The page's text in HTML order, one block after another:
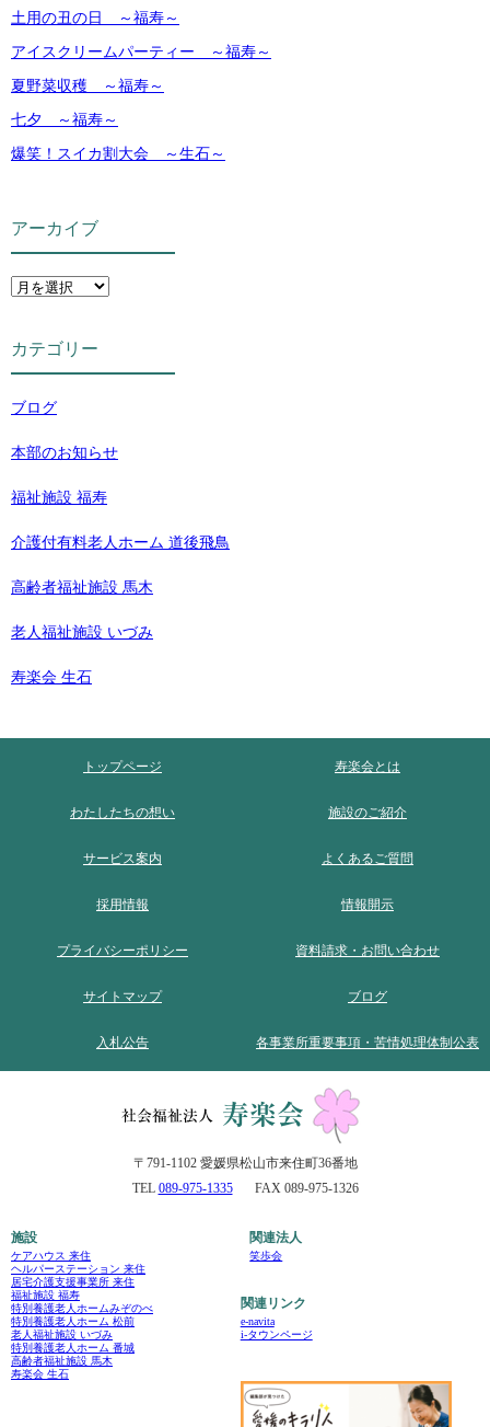
土用の丑の日 ～福寿～
アイスクリームパーティー ～福寿～
夏野菜収穫 ～福寿～
七夕 ～福寿～
爆笑！スイカ割大会 ～生石～
アーカイブ
カテゴリー
ブログ
本部のお知らせ
福祉施設 福寿
介護付有料老人ホーム 道後飛鳥
高齢者福祉施設 馬木
老人福祉施設 いづみ
寿楽会 生石
トップページ 寿楽会とは
わたしたちの想い 施設のご紹介
サービス案内 よくあるご質問
採用情報 情報開示
プライバシーポリシー 資料請求・お問い合わせ
サイトマップ ブログ
入札公告 各事業所重要事項・苦情処理体制公表
〒791-1102 愛媛県松山市来住町36番地
TEL 089-975-1335 FAX 089-975-1326
施設
ケアハウス 来住
ヘルパーステーション 来住
居宅介護支援事業所 来住
福祉施設 福寿
特別養護老人ホームみぞのべ
特別養護老人ホーム 松前
老人福祉施設 いづみ
特別養護老人ホーム 番城
高齢者福祉施設 馬木
寿楽会 生石
関連法人
笑歩会
関連リンク
e-navita
i-タウンページ